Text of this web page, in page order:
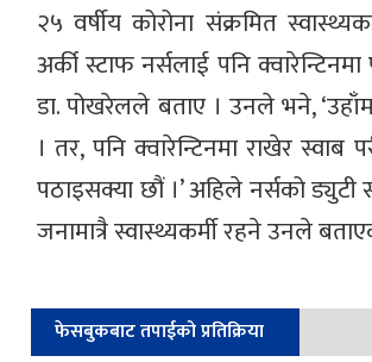
२५ वर्षीय कोरोना संक्रमित
अर्की स्टाफ नर्सलाई पनि
डा. पोखरेलले बताए । उनले भने,
। तर, पनि क्वारेन्टिनमा राखेर स्वाब
पठाइसक्या छौं ।’ अहिले नर्सको ड्युटी
जनामात्रै स्वास्थ्यकर्मी रहने उनले
फेसबुकबाट तपाईको प्रतिक्रिया